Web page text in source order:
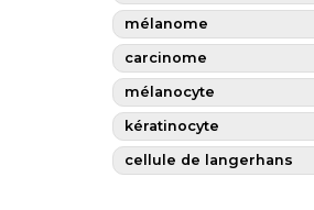
mélanome
carcinome
mélanocyte
kératinocyte
cellule de langerhans